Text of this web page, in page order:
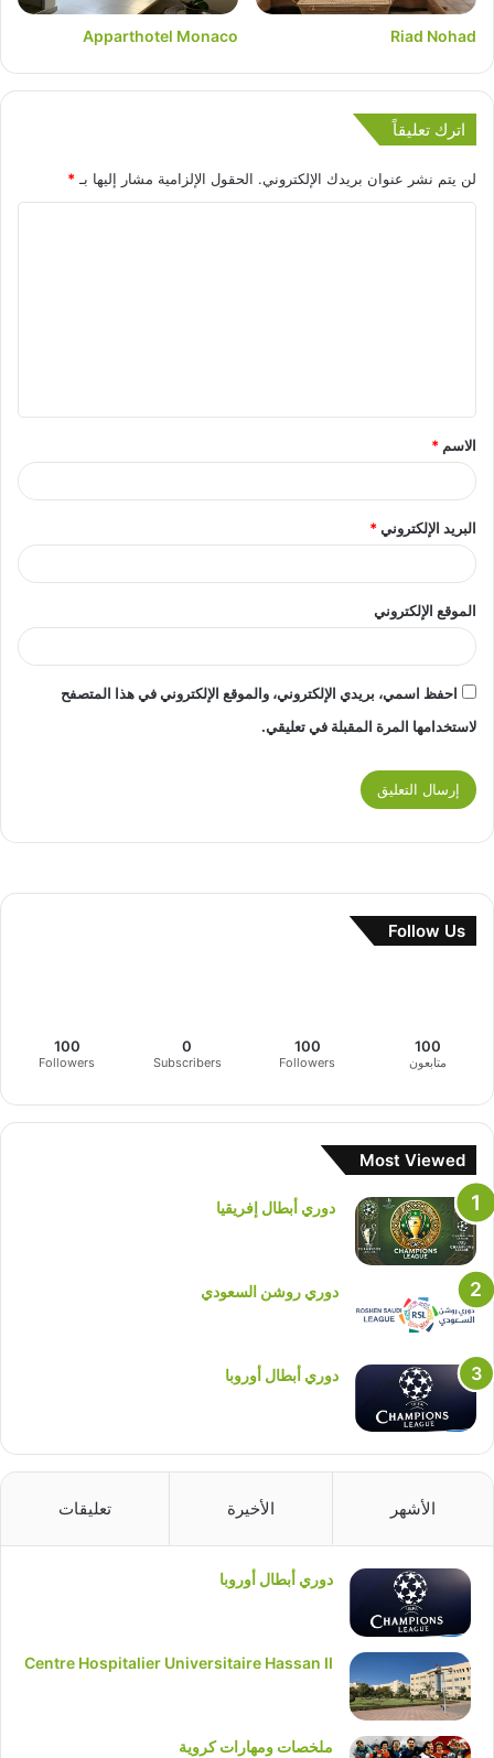
Riad Nohad
Apparthotel Monaco
اترك تعليقاً
لن يتم نشر عنوان بريدك الإلكتروني. الحقول الإلزامية مشار إليها بـ *
الاسم *
البريد الإلكتروني*
الموقع الإلكتروني
احفظ اسمي، بريدي الإلكتروني، والموقع الإلكتروني في هذا المتصفح
لاستخدامها المرة المقبلة في تعليقي.
Follow Us
100
متابعون
100
Followers
0
Subscribers
100
Followers
Most Viewed
دوري أبطال إفريقيا
دوري روشن السعودي
دوري أبطال أوروبا
الأشهر الأخيرة تعليقات
دوري أبطال أوروبا
Centre Hospitalier Universitaire Hassan II
ملخصات ومهارات كروية